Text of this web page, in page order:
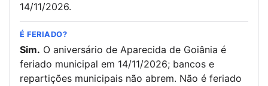
14/11/2026.
É FERIADO?
Sim. O aniversário de Aparecida de Goiânia é
feriado municipal em 14/11/2026; bancos e
repartições municipais não abrem. Não é feriado